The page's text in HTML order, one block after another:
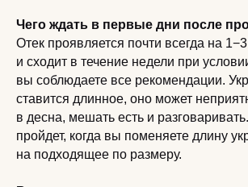
Чего ждать в первые дни после
Отек проявляется почти всегда на
и сходит в течение недели при
вы соблюдаете все рекомендации.
ставится длинное, оно может
в десна, мешать есть и
пройдет, когда вы поменяете длину
на подходящее по размеру.